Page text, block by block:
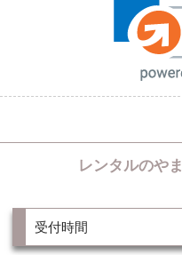
レンタルのや
受付時間